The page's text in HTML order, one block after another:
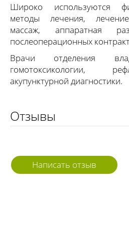
Широко используются
методы лечения,
массаж, аппаратная
послеоперационных
Врачи отделения
гомотоксикологии,
акупунктурной диагностики.
Отзывы
Написать отзыв